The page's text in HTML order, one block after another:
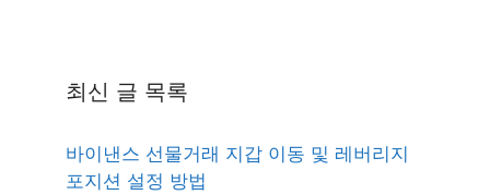
최신 글 목록
바이낸스 선물거래 지갑 이동 및 레버리지
포지션 설정 방법